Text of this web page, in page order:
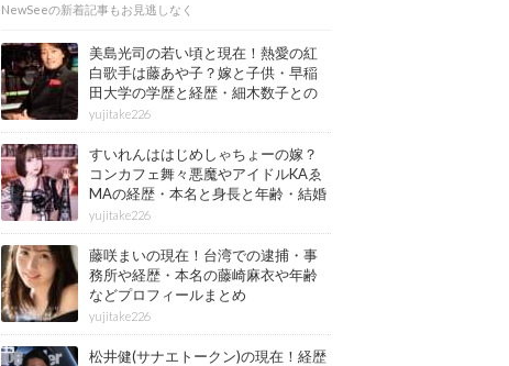
NewSeeの新着記事もお見逃しなく
美島光司の若い頃と現在！熱愛の紅
白歌手は藤あや子？嫁と子供・早稲
田大学の学歴と経歴・細木数子との
確執もまとめ
yujitake226
すいれんははじめしゃちょーの嫁？
コンカフェ舞々悪魔やアイドルKAゑ
MAの経歴・本名と身長と年齢・結婚
情報もまとめ
yujitake226
藤咲まいの現在！台湾での逮捕・事
務所や経歴・本名の藤崎麻衣や年齢
などプロフィールまとめ
yujitake226
松井健(サナエトークン)の現在！経歴